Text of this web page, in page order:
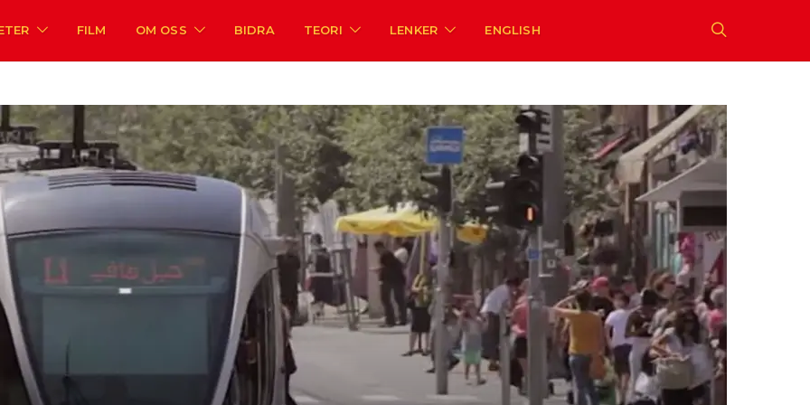
FILM OM OSS BIDRA TEORI LENKER ENGLISH